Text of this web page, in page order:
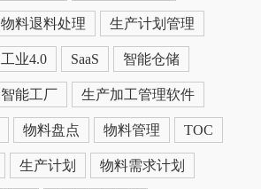
物料退料处理 生产计划管理
工业4.0 SaaS 智能仓储
智能工厂 生产加工管理软件
物料盘点 物料管理 TOC
生产计划 物料需求计划